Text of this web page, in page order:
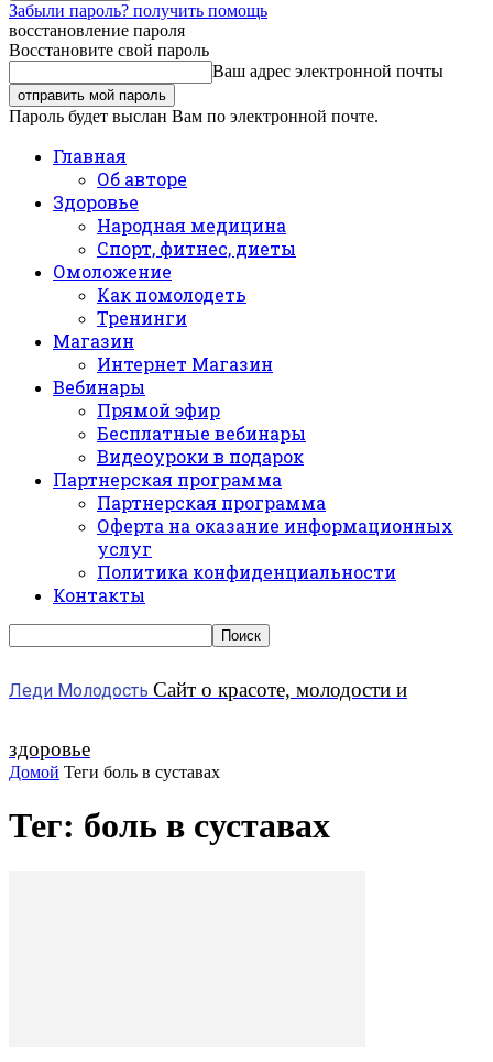
Забыли пароль? получить помощь
восстановление пароля
Восстановите свой пароль
Ваш адрес электронной почты
Пароль будет выслан Вам по электронной почте.
Главная
Об авторе
Здоровье
Народная медицина
Спорт, фитнес, диеты
Омоложение
Как помолодеть
Тренинги
Магазин
Интернет Магазин
Вебинары
Прямой эфир
Бесплатные вебинары
Видеоуроки в подарок
Партнерская программа
Партнерская программа
Оферта на оказание информационных
услуг
Политика конфиденциальности
Контакты
Леди Молодость Сайт о красоте, молодости и
здоровье
Домой Теги боль в суставах
Тег: боль в суставах